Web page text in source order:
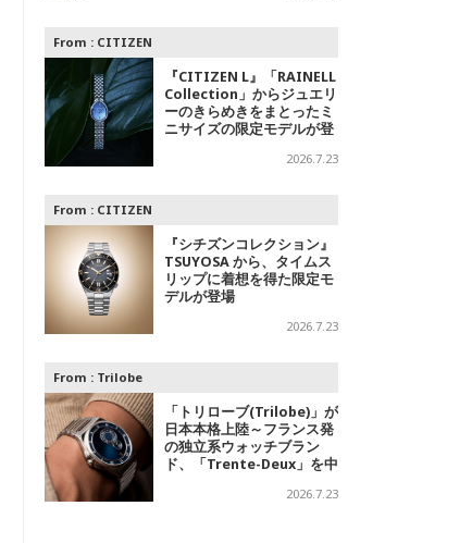
From : CITIZEN
『CITIZEN L』「RAINELL
Collection」からジュエリ
ーのきらめきをまとったミ
ニサイズの限定モデルが登
2026.7.23
From : CITIZEN
『シチズンコレクション』
TSUYOSA から、タイムス
リップに着想を得た限定モ
デルが登場
2026.7.23
From : Trilobe
「トリローブ(Trilobe)」が
日本本格上陸～フランス発
の独立系ウォッチブラン
ド、「Trente-Deux」を中
2026.7.23